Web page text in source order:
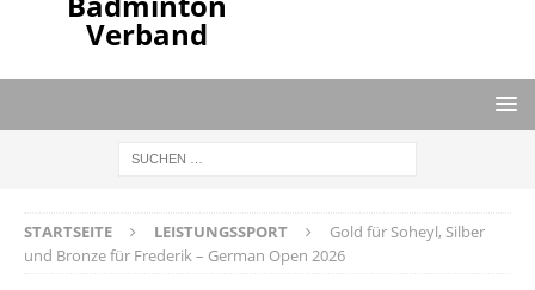
Verband
STARTSEITE LEISTUNGSSPORT
Gold für Soheyl, Silber
und Bronze für Frederik – German Open 2026